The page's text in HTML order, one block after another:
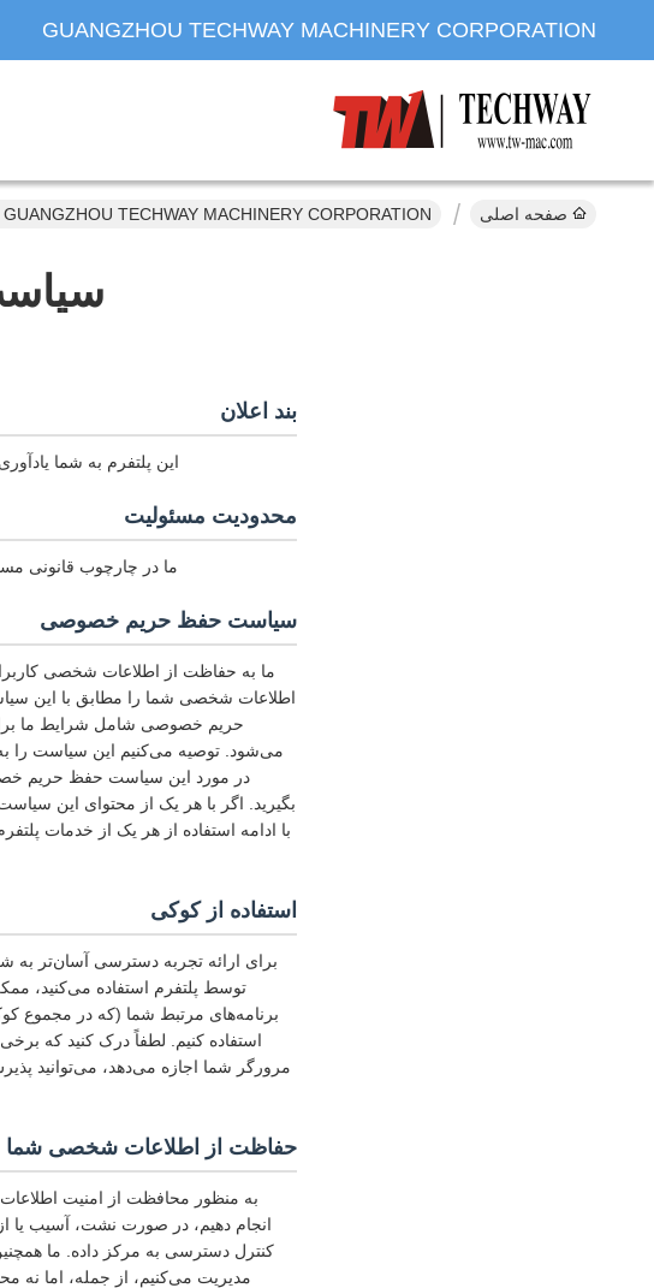
GUANGZHOU TECHWAY MACHINERY CORPORATION
صفحه اصلی GUANGZHOU TECHWAY MACHINERY CORPORATION سیاست حفظ حریم خصوصی
بند اعلان
این پلتفرم به شما
محدودیت مسئولیت
ما در چارچوب قانونی
سیاست حفظ حریم خصوصی
ما به حفاظت از اطلاعات شخصی
اطلاعات شخصی شما را مطابق با این
حریم خصوصی شامل شرایط ما
می‌شود. توصیه می‌کنیم این سیاست را
در مورد این سیاست حفظ حریم
بگیرید. اگر با هر یک از محتوای این
با ادامه استفاده از هر یک از خدمات
استفاده از کوکی
برای ارائه تجربه دسترسی آسان‌تر به
توسط پلتفرم استفاده می‌کنید،
برنامه‌های مرتبط شما (که در مجموع
استفاده کنیم. لطفاً درک کنید که
مرورگر شما اجازه می‌دهد، می‌توانید
حفاظت از اطلاعات شخصی شما
به منظور محافظت از امنیت
کنترل دسترسی به مرکز داده. ما
مدیریت می‌کنیم، از جمله، اما نه